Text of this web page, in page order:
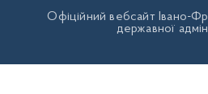
Офіційний вебсайт Івано-
державної